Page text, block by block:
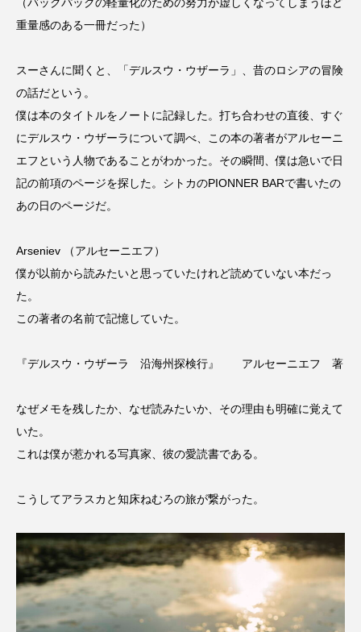
（バックパックの軽量化のための努力が虚しくなってしまうほど
重量感のある一冊だった）
スーさんに聞くと、「デルスウ・ウザーラ」、昔のロシアの冒険
の話だという。
僕は本のタイトルをノートに記録した。打ち合わせの直後、すぐ
にデルスウ・ウザーラについて調べ、この本の著者がアルセーニ
エフという人物であることがわかった。その瞬間、僕は急いで日
記の前項のページを探した。シトカのPIONNER BARで書いたの
あの日のページだ。
Arseniev （アルセーニエフ）
僕が以前から読みたいと思っていたけれど読めていない本だっ
た。
この著者の名前で記憶していた。
『デルスウ・ウザーラ 沿海州探検行』 アルセーニエフ 著
なぜメモを残したか、なぜ読みたいか、その理由も明確に覚えて
いた。
これは僕が惹かれる写真家、彼の愛読書である。
こうしてアラスカと知床ねむろの旅が繋がった。